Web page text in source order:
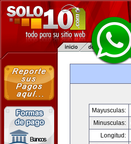
Mayusculas:
Minusculas:
Longitud: